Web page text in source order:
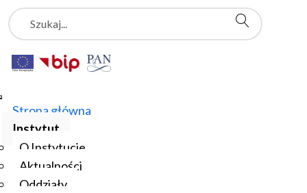
Szukaj
Strona główna
Instytut
O Instytucie
Aktualności
Oddziały